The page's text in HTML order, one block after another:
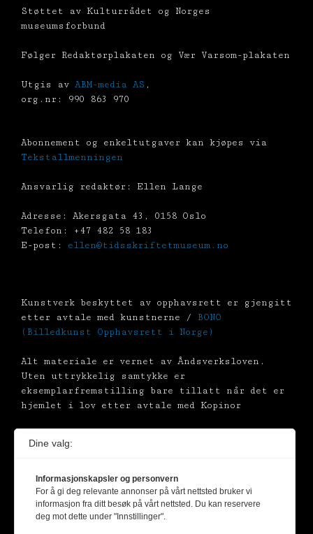
Støttet av Kulturrådet og Norges
museumsforbund
Følger Redaktørplakaten og Vær Varsom-plakaten
Utgis av ABM-media AS ,
org.nr: 990 863 970
Abonnement og enkeltutgaver kan kjøpes via
Tekstallmenningen
Ansvarlig redaktør: Ellen Lange
Adresse: Akersgata 43, 0158 Oslo
Telefon: +47 482 58 183
E-post: ellen@tidsskriftetmuseum.no
Kunstverk beskyttet av opphavsrett er gjengitt
etter avtale med kunstnerne / BONO
(Billedkunst Opphavsrett i Norge)
Alt materiale er vernet av Åndsverksloven.
Uten uttrykkelig samtykke er
eksemplarfremstilling bare tillatt når det er
hjemlet i lov etter avtale med Kopinor
Dine valg:
Informasjonskapsler og personvern
For å gi deg relevante annonser på vårt nettsted bruker vi
informasjon fra ditt besøk på vårt nettsted. Du kan reservere
deg mot dette under "Innstillinger".